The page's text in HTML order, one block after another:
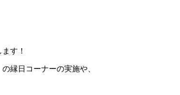
す！
縁日コーナーの実施や、